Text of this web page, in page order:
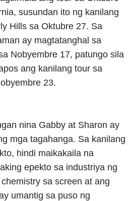
susundan ito ng kanilang
Hills sa Oktubre 27. Sa
ay magtatanghal sa
Nobyembre 17, patungo sila
ang kanilang tour sa
23.
nina Gabby at Sharon ay
mga tagahanga. Sa kanilang
hindi maikakaila na
epekto sa industriya ng
sa screen at ang
umantig sa puso ng